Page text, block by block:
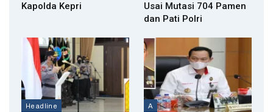
Kapolda Kepri
Usai Mutasi 704 Pamen
dan Pati Polri
Headline A